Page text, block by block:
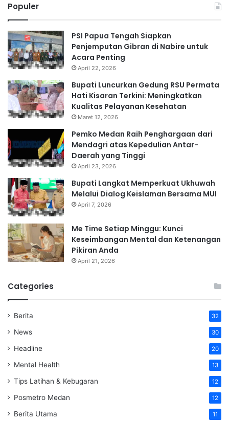
Populer
PSI Papua Tengah Siapkan
Penjemputan Gibran di Nabire untuk
Acara Penting
April 22, 2026
Bupati Luncurkan Gedung RSU Permata
Hati Kisaran Terkini: Meningkatkan
Kualitas Pelayanan Kesehatan
Maret 12, 2026
Pemko Medan Raih Penghargaan dari
Mendagri atas Kepedulian Antar-
Daerah yang Tinggi
April 23, 2026
Bupati Langkat Memperkuat Ukhuwah
Melalui Dialog Keislaman Bersama MUI
April 7, 2026
Me Time Setiap Minggu: Kunci
Keseimbangan Mental dan Ketenangan
Pikiran Anda
April 21, 2026
Categories
Berita 32
News 30
Headline 20
Mental Health 13
Tips Latihan & Kebugaran 12
Posmetro Medan 12
Berita Utama 11